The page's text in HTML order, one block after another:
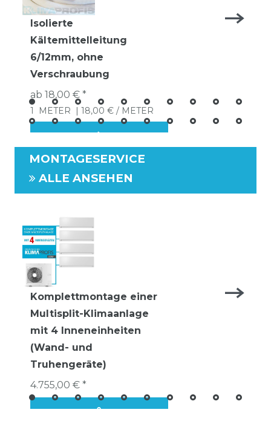
Isolierte
Kältemittelleitung
6/12mm, ohne
Verschraubung
ab 18,00 € *
1 METER | 18,00 € / METER
MONTAGESERVICE
ALLE ANSEHEN
Komplettmontage einer
Multisplit-Klimaanlage
mit 4 Inneneinheiten
(Wand- und
Truhengeräte)
4.755,00 € *